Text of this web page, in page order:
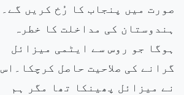
صورت میں پنجاب کا رُخ کریں گے۔
ہندوستان کی مداخلت کا خطرہ
ہوگا جو روس سے ایٹمی میزائل
گرانے کی صلاحیت حاصل کرچکا۔اس
نے میزائل پھینکا تھا مگر ہم